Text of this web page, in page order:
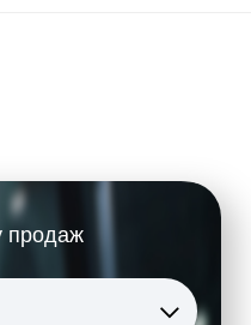
продаж